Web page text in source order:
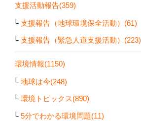
支援活動報告(359)
支援報告（地球環境保全活動）(61)
支援報告（緊急人道支援活動）(223)
環境情報(1150)
地球は今(248)
環境トピックス(890)
5分でわかる環境問題(11)